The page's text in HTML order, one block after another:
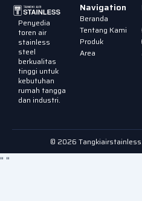
Penyedia
toren air
stainless
steel
berkualitas
tinggi untuk
kebutuhan
rumah tangga
dan industri.
Navigation
Beranda
Tentang Kami
Produk
Area
© 2026
" "